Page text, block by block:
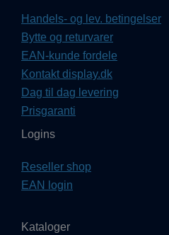
Handels- og lev. betingelser
Bytte og returvarer
EAN-kunde fordele
Kontakt display.dk
Dag til dag levering
Prisgaranti
Logins
Reseller shop
EAN login
Kataloger